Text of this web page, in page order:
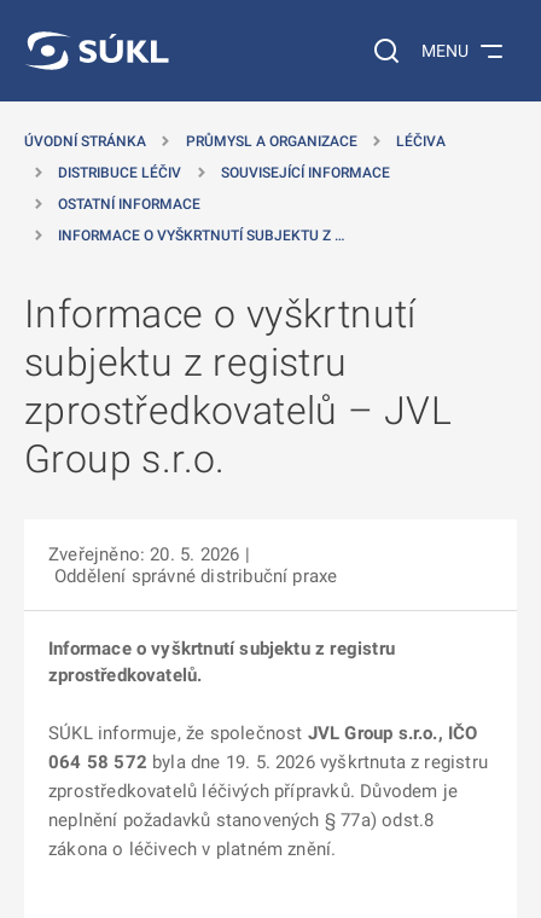
Vyhledávání na
MENU
ÚVODNÍ STRÁNKA PRŮMYSL A ORGANIZACE
LÉČIVA
DISTRIBUCE LÉČIV
SOUVISEJÍCÍ INFORMACE
OSTATNÍ INFORMACE
INFORMACE O VYŠKRTNUTÍ SUBJEKTU Z …
Informace o vyškrtnutí
subjektu z registru
zprostředkovatelů – JVL
Group s.r.o.
Zveřejněno: 20. 5. 2026 |
Oddělení správné distribuční praxe
Informace o vyškrtnutí subjektu z registru
zprostředkovatelů.
SÚKL informuje, že společnost JVL Group s.r.o., IČO
064 58 572 byla dne 19. 5. 2026 vyškrtnuta z registru
zprostředkovatelů léčivých přípravků. Důvodem je
neplnění požadavků stanovených § 77a) odst.8
zákona o léčivech v platném znění.